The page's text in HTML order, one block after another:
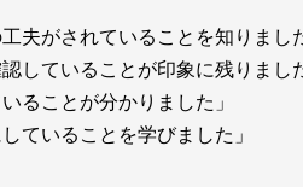
夫がされていることを知りまし
していることが印象に残りまし
ることが分かりました」
ていることを学びました」